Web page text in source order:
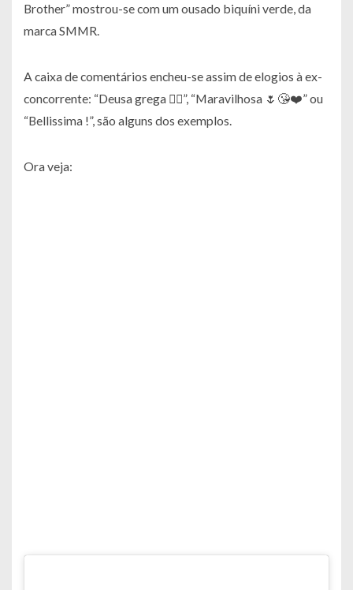
Brother” mostrou-se com um ousado biquíni verde, da
marca SMMR.
A caixa de comentários encheu-se assim de elogios à ex-
concorrente: “Deusa grega ❤️‍🔥”, “Maravilhosa 🌷😘❤️” ou
“Bellissima !”, são alguns dos exemplos.
Ora veja: